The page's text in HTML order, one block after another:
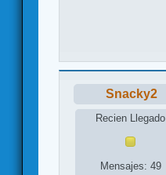
Snacky2
Recien Llegado
Mensajes: 49